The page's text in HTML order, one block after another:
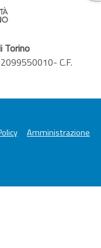
Torino
C.F.
Amministrazione